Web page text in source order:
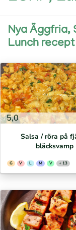
Nya Äggfria,
Lunch recept
5,0
Salsa / röra på
bläcksvamp
G V L M V + 13